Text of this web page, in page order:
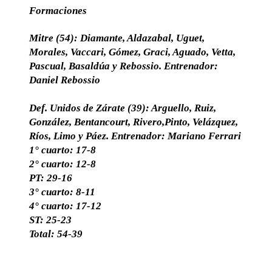
Formaciones
Mitre (54): Diamante, Aldazabal, Uguet,
Morales, Vaccari, Gómez, Graci, Aguado, Vetta,
Pascual, Basaldúa y Rebossio. Entrenador:
Daniel Rebossio
Def. Unidos de Zárate (39): Arguello, Ruiz,
González, Bentancourt, Rivero,Pinto, Velázquez,
Ríos, Limo y Páez. Entrenador: Mariano Ferrari
1° cuarto: 17-8
2° cuarto: 12-8
PT: 29-16
3° cuarto: 8-11
4° cuarto: 17-12
ST: 25-23
Total: 54-39